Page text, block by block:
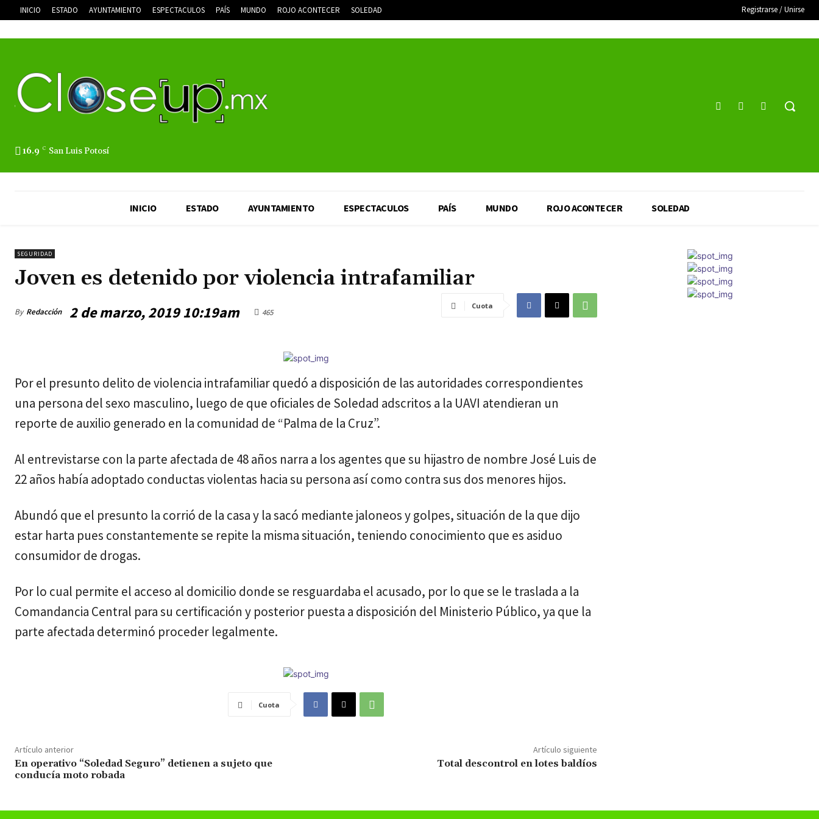
INICIO ESTADO AYUNTAMIENTO ESPECTACULOS PAÍS MUNDO ROJO ACONTECER SOLEDAD Registrarse / Unirse
16.9 C San Luis Potosí
INICIO ESTADO AYUNTAMIENTO ESPECTACULOS PAÍS MUNDO ROJO ACONTECER SOLEDAD
SEGURIDAD
Joven es detenido por violencia intrafamiliar
By Redacción 2 de marzo, 2019 10:19am 465
Cuota
Por el presunto delito de violencia intrafamiliar quedó a disposición de las autoridades correspondientes
una persona del sexo masculino, luego de que oficiales de Soledad adscritos a la UAVI atendieran un
reporte de auxilio generado en la comunidad de “Palma de la Cruz”.
Al entrevistarse con la parte afectada de 48 años narra a los agentes que su hijastro de nombre José Luis de
22 años había adoptado conductas violentas hacia su persona así como contra sus dos menores hijos.
Abundó que el presunto la corrió de la casa y la sacó mediante jaloneos y golpes, situación de la que dijo
estar harta pues constantemente se repite la misma situación, teniendo conocimiento que es asiduo
consumidor de drogas.
Por lo cual permite el acceso al domicilio donde se resguardaba el acusado, por lo que se le traslada a la
Comandancia Central para su certificación y posterior puesta a disposición del Ministerio Público, ya que la
parte afectada determinó proceder legalmente.
Cuota
Artículo anterior
En operativo “Soledad Seguro” detienen a sujeto que
conducía moto robada
Artículo siguiente
Total descontrol en lotes baldíos